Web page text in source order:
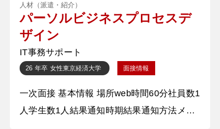
当を務めたことから学んだことを会計の際に
実践できたことでより○○についての関心と
興味が深まりました。○○部のマネージャー
の活動の中では、選手に求められていること
を正確にこなしていくために、選手一
人材（派遣・紹介）
パーソルビジネスプロセスデ
ザイン
IT事務サポート
26 年卒 女性東京経済大学 面接情報
一次面接 基本情報 場所web時間60分社員数1
人学生数1人結果通知時期結果通知方法メー